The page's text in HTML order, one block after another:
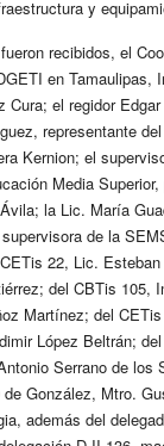
y
recibidos, el
en Tamaulipas,
Cura; el regidor
representante
Kernion; el
Media Superior,
la Lic. María
de la
22, Lic. Esteban
del CBTis 105,
Martínez; del
López Beltrán;
Serrano de los
González, Mtro.
además del